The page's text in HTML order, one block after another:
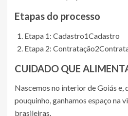
Etapas do processo
Etapa 1: Cadastro1Cadastro
Etapa 2: Contratação2
CUIDADO QUE
Nascemos no interior de Goiás e,
pouquinho, ganhamos espaço na
brasileiras.